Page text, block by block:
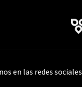
en las redes sociales